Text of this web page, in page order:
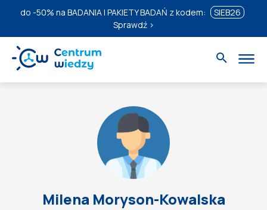
do -50% na BADANIA I PAKIETY BADAŃ z kodem:
SIEB26
Sprawdź ›
Milena Moryson-Kowalska